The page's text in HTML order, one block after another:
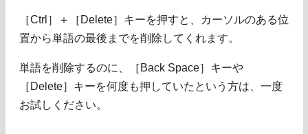
［Ctrl］＋［Delete］キーを押すと、カーソルのある位
置から単語の最後までを削除してくれます。
単語を削除するのに、［Back Space］キーや
［Delete］キーを何度も押していたという方は、一度
お試しください。